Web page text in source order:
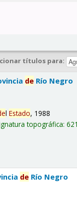
títulos para:
de Río Negro
lEstado, 1988
topográfica:
de Río Negro